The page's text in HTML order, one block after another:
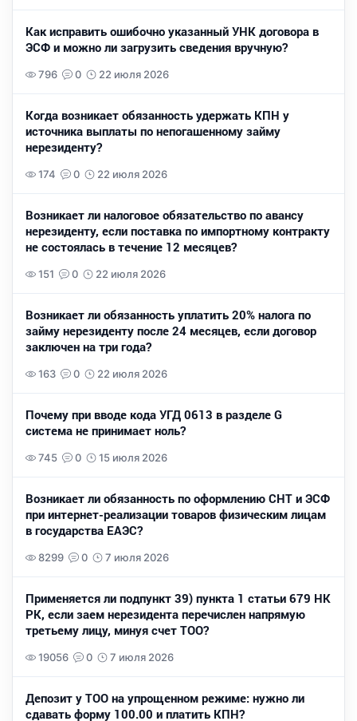
Как исправить ошибочно указанный УНК договора в
ЭСФ и можно ли загрузить сведения вручную?
796 0 22 июля 2026
Когда возникает обязанность удержать КПН у
источника выплаты по непогашенному займу
нерезиденту?
174 0 22 июля 2026
Возникает ли налоговое обязательство по авансу
нерезиденту, если поставка по импортному контракту
не состоялась в течение 12 месяцев?
151 0 22 июля 2026
Возникает ли обязанность уплатить 20% налога по
займу нерезиденту после 24 месяцев, если договор
заключен на три года?
163 0 22 июля 2026
Почему при вводе кода УГД 0613 в разделе G
система не принимает ноль?
745 0 15 июля 2026
Возникает ли обязанность по оформлению СНТ и ЭСФ
при интернет-реализации товаров физическим лицам
в государства ЕАЭС?
8299 0 7 июля 2026
Применяется ли подпункт 39) пункта 1 статьи 679 НК
РК, если заем нерезидента перечислен напрямую
третьему лицу, минуя счет ТОО?
19056 0 7 июля 2026
Депозит у ТОО на упрощенном режиме: нужно ли
сдавать форму 100.00 и платить КПН?